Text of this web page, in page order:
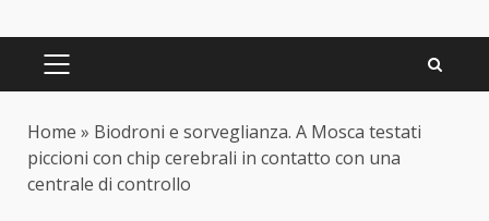
PRIMARY
Home » Biodroni e sorveglianza. A Mosca testati
piccioni con chip cerebrali in contatto con una
centrale di controllo